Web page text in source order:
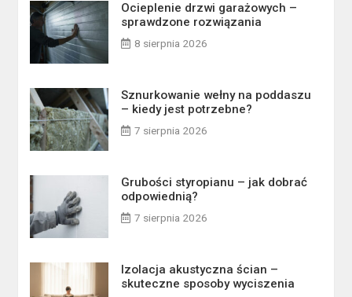
Ocieplenie drzwi garażowych –
sprawdzone rozwiązania
8 sierpnia 2026
Sznurkowanie wełny na poddaszu
– kiedy jest potrzebne?
7 sierpnia 2026
Grubości styropianu – jak dobrać
odpowiednią?
7 sierpnia 2026
Izolacja akustyczna ścian –
skuteczne sposoby wyciszenia